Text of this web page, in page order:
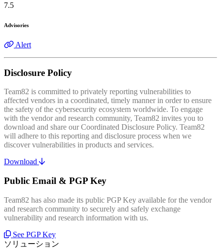
7.5
Advisories
Alert
Disclosure Policy
Team82 is committed to privately reporting vulnerabilities to
affected vendors in a coordinated, timely manner in order to ensure
the safety of the cybersecurity ecosystem worldwide. To engage
with the vendor and research community, Team82 invites you to
download and share our Coordinated Disclosure Policy. Team82
will adhere to this reporting and disclosure process when we
discover vulnerabilities in products and services.
Download
Public Email & PGP Key
Team82 has also made its public PGP Key available for the vendor
and research community to securely and safely exchange
vulnerability and research information with us.
See PGP Key
ソリューション